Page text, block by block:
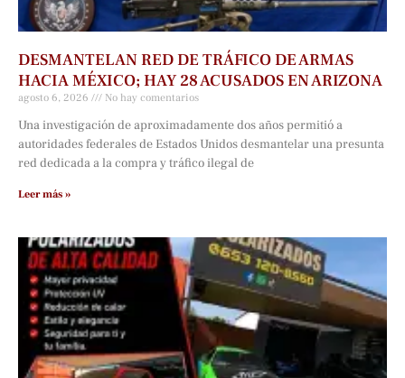
DESMANTELAN RED DE TRÁFICO DE ARMAS
HACIA MÉXICO; HAY 28 ACUSADOS EN ARIZONA
agosto 6, 2026 No hay comentarios
Una investigación de aproximadamente dos años permitió a
autoridades federales de Estados Unidos desmantelar una presunta
red dedicada a la compra y tráfico ilegal de
Leer más »